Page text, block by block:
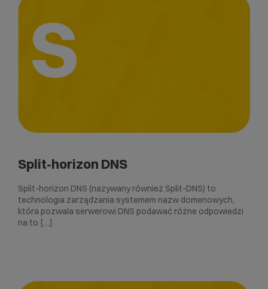
S
Split-horizon DNS
Split-horizon DNS (nazywany również Split-DNS) to
technologia zarządzania systemem nazw domenowych,
która pozwala serwerowi DNS podawać różne odpowiedzi
na to […]